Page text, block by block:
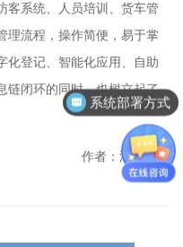
客系统、人员培训、货车管
理流程，操作简便，易于掌
化登记、智能化应用、自助
链闭环的同时，也树立起了
作者：汇通科技
系统部署方式